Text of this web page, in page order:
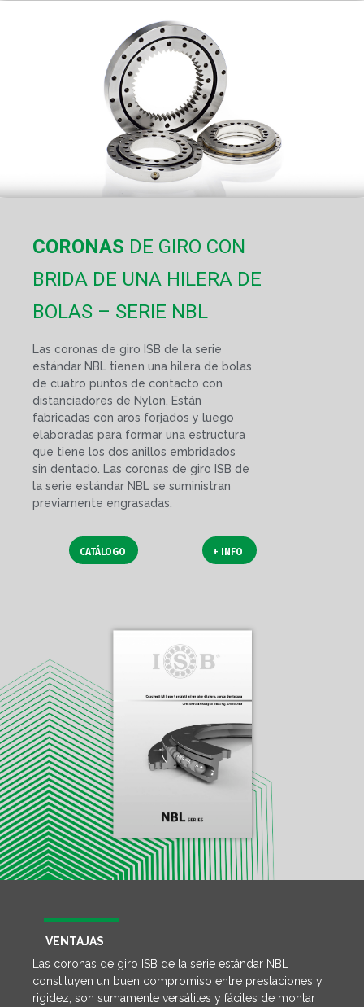
CORONAS DE GIRO CON
BRIDA DE UNA HILERA DE
BOLAS – SERIE NBL
Las coronas de giro ISB de la serie
estándar NBL tienen una hilera de bolas
de cuatro puntos de contacto con
distanciadores de Nylon. Están
fabricadas con aros forjados y luego
elaboradas para formar una estructura
que tiene los dos anillos embridados
sin dentado. Las coronas de giro ISB de
la serie estándar NBL se suministran
previamente engrasadas.
CATÁLOGO + INFO
VENTAJAS
Las coronas de giro ISB de la serie estándar NBL
constituyen un buen compromiso entre prestaciones y
rigidez, son sumamente versátiles y fáciles de montar